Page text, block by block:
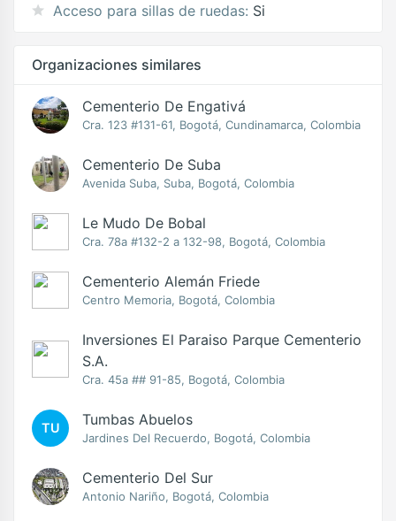
Acceso para sillas de ruedas: Si
Organizaciones similares
Cementerio De Engativá
Cra. 123 #131-61, Bogotá, Cundinamarca, Colombia
Cementerio De Suba
Avenida Suba, Suba, Bogotá, Colombia
Le Mudo De Bobal
Cra. 78a #132-2 a 132-98, Bogotá, Colombia
Cementerio Alemán Friede
Centro Memoria, Bogotá, Colombia
Inversiones El Paraiso Parque Cementerio
S.A.
Cra. 45a ## 91-85, Bogotá, Colombia
TU Tumbas Abuelos
Jardines Del Recuerdo, Bogotá, Colombia
Cementerio Del Sur
Antonio Nariño, Bogotá, Colombia